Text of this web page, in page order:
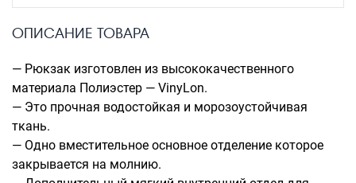
Чемоданы оптом
Чемоданы на колесах
Пилоты на колесах
Рюкзаки детские для детских
Бьюти-кейсы
Саквояжи
ОПИСАНИЕ ТОВАРА
— Рюкзак изготовлен из высококачественного
материала Полиэстер — VinyLon.
— Это прочная водостойкая и морозоустойчивая
ткань.
— Одно вместительное основное отделение которое
закрывается на молнию.